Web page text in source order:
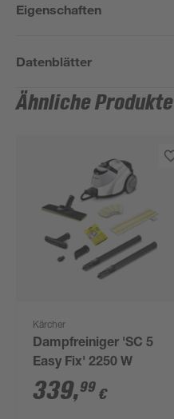
Eigenschaften
Datenblätter
Ähnliche Produkte
Kärcher
Dampfreiniger 'SC 5
Easy Fix' 2250 W
339,99 €